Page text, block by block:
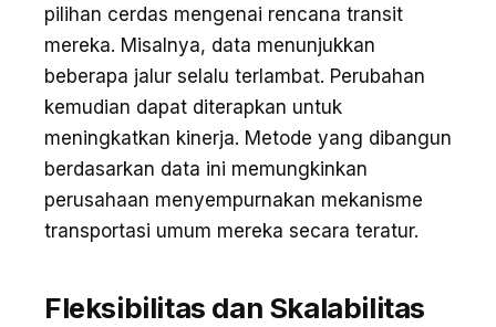
pilihan cerdas mengenai rencana transit
mereka. Misalnya, data menunjukkan
beberapa jalur selalu terlambat. Perubahan
kemudian dapat diterapkan untuk
meningkatkan kinerja. Metode yang dibangun
berdasarkan data ini memungkinkan
perusahaan menyempurnakan mekanisme
transportasi umum mereka secara teratur.
Fleksibilitas dan Skalabilitas